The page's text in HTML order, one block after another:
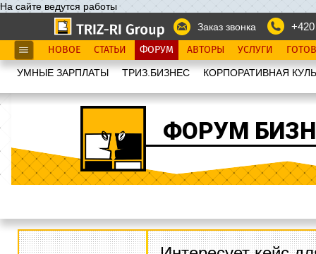
На сайте ведутся работы
Заказ звонка
НОВОЕ СТАТЬИ ФОРУМ АВТОРЫ УСЛУГИ
УМНЫЕ ЗАРПЛАТЫ ТРИЗ.БИЗНЕС КОРПОРАТИВНАЯ
ФОРУМ